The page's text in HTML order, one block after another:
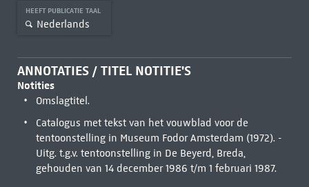
HEEFT PUBLICATIE TAAL
Nederlands
ANNOTATIES / TITEL NOTITIE'S
Notities
Omslagtitel.
Catalogus met tekst van het vouwblad voor de
tentoonstelling in Museum Fodor Amsterdam (1972). -
Uitg. t.g.v. tentoonstelling in De Beyerd, Breda,
gehouden van 14 december 1986 t/m 1 februari 1987.